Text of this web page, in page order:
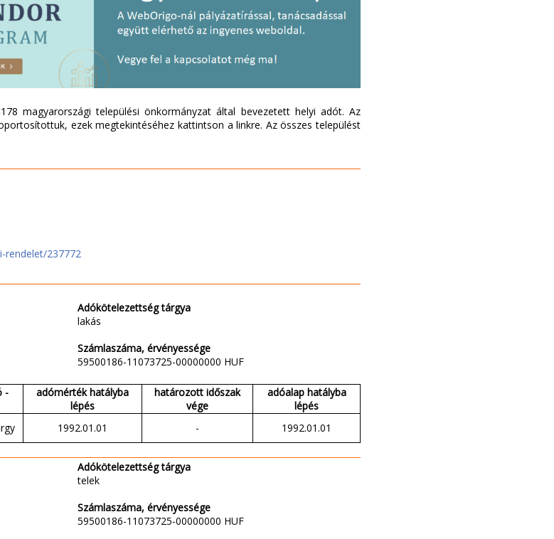
magyarországi települési önkormányzat által bevezetett helyi adót. Az
ezek megtekintéséhez kattintson a linkre. Az összes települést
rendelet/237772
Adókötelezettség tárgya
lakás
Számlaszáma, érvényessége
59500186-11073725-00000000 HUF
-
adómérték hatályba
lépés
határozott időszak
vége
adóalap hatályba
lépés
1992.01.01 - 1992.01.01
Adókötelezettség tárgya
telek
Számlaszáma, érvényessége
59500186-11073725-00000000 HUF